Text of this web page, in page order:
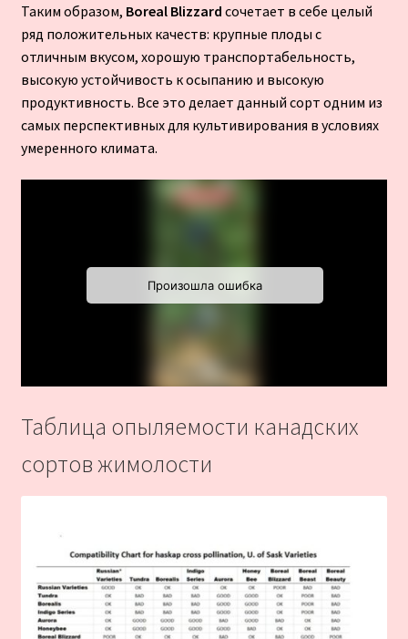
Таким образом, Boreal Blizzard сочетает в себе целый
ряд положительных качеств: крупные плоды с
отличным вкусом, хорошую транспортабельность,
высокую устойчивость к осыпанию и высокую
продуктивность. Все это делает данный сорт одним из
самых перспективных для культивирования в условиях
умеренного климата.
Таблица опыляемости канадских
сортов жимолости